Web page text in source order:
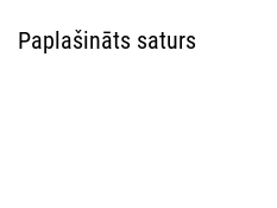
Paplašināts saturs